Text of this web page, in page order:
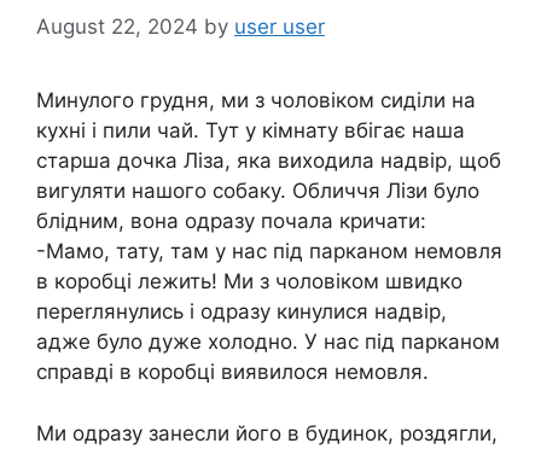
August 22, 2024 by user user
Минулого грудня, ми з чоловіком сиділи на
кухні і пили чай. Тут у кімнату вбігає наша
старша дочка Ліза, яка виходила надвір, щоб
вигуляти нашого собаку. Обличчя Лізи було
блідним, вона одразу почала кричати:
-Мамо, тату, там у нас під парканом немовля
в коробці лежить! Ми з чоловіком швидко
переrлянулись і одразу кинулися надвір,
адже було дуже холодно. У нас під парканом
справді в коробці виявилося немовля.
Ми одразу занесли його в будинок, роздягли,